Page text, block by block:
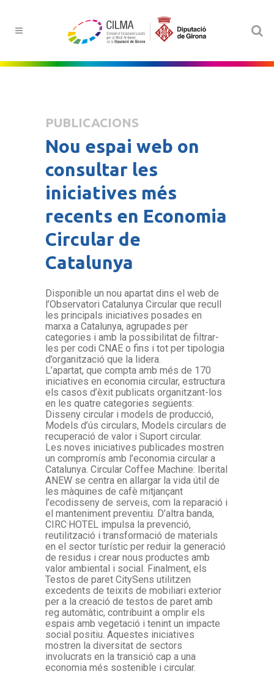
PUBLICACIONS
Nou espai web on
consultar les
iniciatives més
recents en Economia
Circular de
Catalunya
Disponible un nou apartat dins el web de
l’Observatori Catalunya Circular que recull
les principals iniciatives posades en
marxa a Catalunya, agrupades per
categories i amb la possibilitat de filtrar-
les per codi CNAE o fins i tot per tipologia
d’organització que la lidera.
L’apartat, que compta amb més de 170
iniciatives en economia circular, estructura
els casos d’èxit publicats organitzant-los
en les quatre categories següents:
Disseny circular i models de producció,
Models d’ús circulars, Models circulars de
recuperació de valor i Suport circular.
Les noves iniciatives publicades mostren
un compromís amb l’economia circular a
Catalunya. Circular Coffee Machine: Iberital
ANEW se centra en allargar la vida útil de
les màquines de cafè mitjançant
l’ecodisseny de serveis, com la reparació i
el manteniment preventiu. D’altra banda,
CIRC·HOTEL impulsa la prevenció,
reutilització i transformació de materials
en el sector turístic per reduir la generació
de residus i crear nous productes amb
valor ambiental i social. Finalment, els
Testos de paret CitySens utilitzen
excedents de teixits de mobiliari exterior
per a la creació de testos de paret amb
reg automàtic, contribuint a omplir els
espais amb vegetació i tenint un impacte
social positiu. Aquestes iniciatives
mostren la diversitat de sectors
involucrats en la transició cap a una
economia més sostenible i circular.